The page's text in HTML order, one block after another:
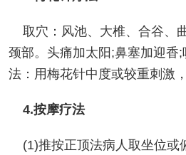
取穴：风池、大椎、合谷、
颈部。头痛加太阳;鼻塞加迎香
法：用梅花针中度或较重刺激
4.按摩疗法
(1)推按正顶法病人取坐位或